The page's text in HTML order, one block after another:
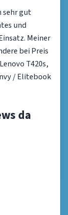
sehr gut
und
Meiner
bei Preis
T420s,
/ Elitebook
da